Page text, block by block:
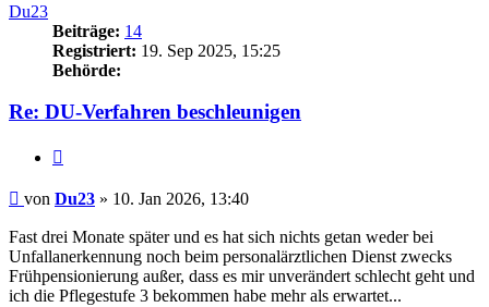
Du23
Beiträge: 14
Registriert: 19. Sep 2025, 15:25
Behörde:
Re: DU-Verfahren beschleunigen
Beitrag
von Du23 » 10. Jan 2026, 13:40
Fast drei Monate später und es hat sich nichts getan weder bei
Unfallanerkennung noch beim personalärztlichen Dienst zwecks
Frühpensionierung außer, dass es mir unverändert schlecht geht und
ich die Pflegestufe 3 bekommen habe mehr als erwartet...